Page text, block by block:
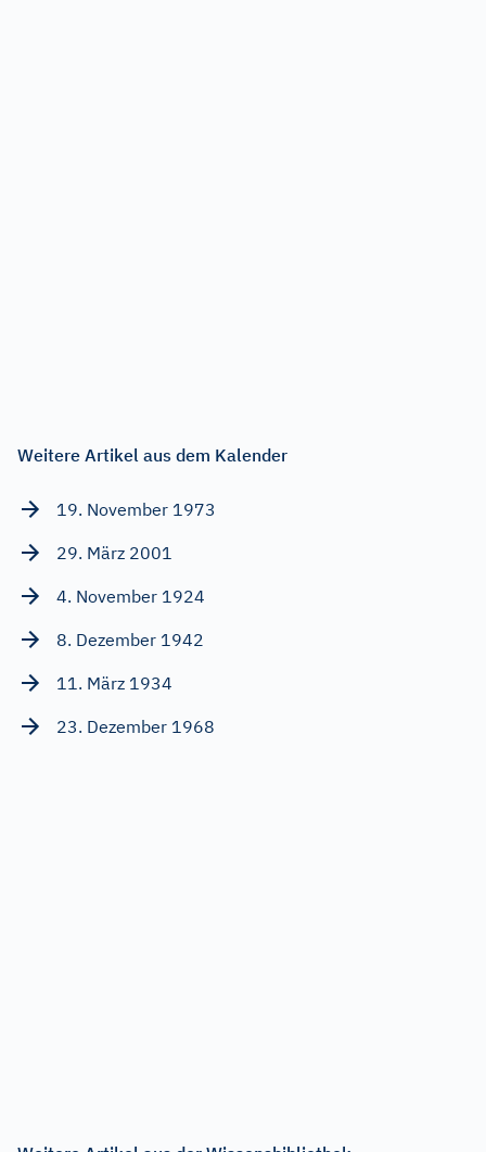
Weitere Artikel aus dem Kalender
19. November 1973
29. März 2001
4. November 1924
8. Dezember 1942
11. März 1934
23. Dezember 1968